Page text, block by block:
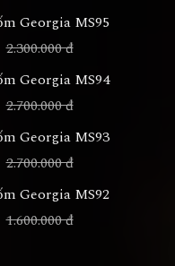
Georgia MS95
2.300.000 đ
Georgia MS94
2.700.000 đ
Georgia MS93
2.700.000 đ
Georgia MS92
1.600.000 đ